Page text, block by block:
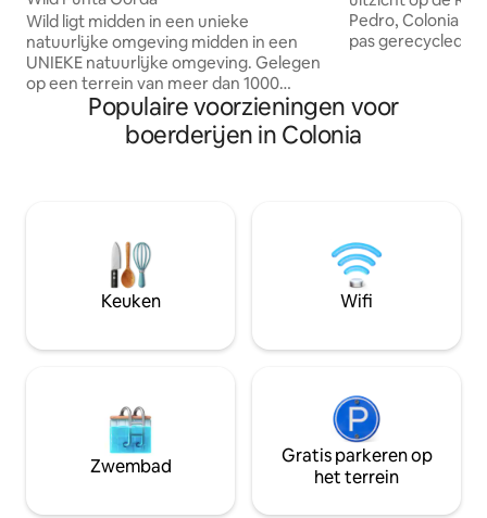
Wild ligt midden in een unieke
natuurlijke omgeving midden in een
UNIEKE natuurlijke omgeving. Gelegen
op een terrein van meer dan 1000
meter, omgeven door vegetatie en
inheemse fauna, waar het gezang van
vogels en reigers wakker wordt, een
airconditioning en grote ramen. Twee
toegangstrappen en meer dan 50 meter
van het dek, die een zwembad omhullen
met uitzicht op Laguna de Solís.
Pedro, Colonia
pas gerecycled.
goddelijk. Met
en peddels, een
Het is de
te vermaken.
Populaire voorzieningen voor
boerderijen in Colonia
Keuken Wifi
Zwembad
Gratis parkeren op
het terrein